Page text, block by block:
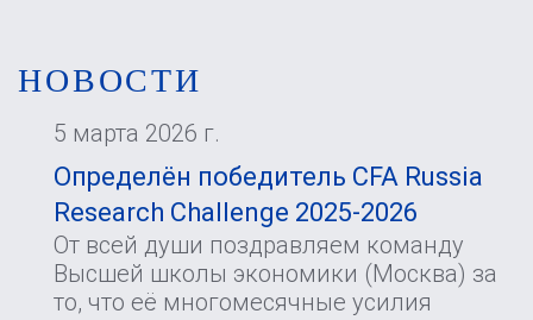
НОВОСТИ
5 марта 2026 г.
Определён победитель CFA Russia
Research Challenge 2025-2026
От всей души поздравляем команду
Высшей школы экономики (Москва) за
то, что её многомесячные усилия